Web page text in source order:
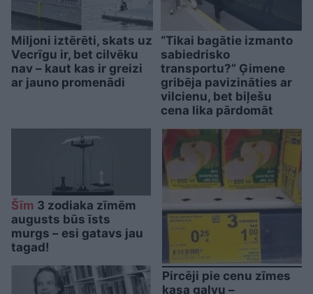
Miljoni iztērēti, skats uz
Vecrīgu ir, bet cilvēku
nav – kaut kas ir greizi
ar jauno promenādi
“Tikai bagātie izmanto
sabiedrisko
transportu?” Ģimene
gribēja pavizināties ar
vilcienu, bet biļešu
cena lika pārdomāt
Šīm 3 zodiaka zīmēm
augusts būs īsts
murgs – esi gatavs jau
tagad!
Pircēji pie cenu zīmes
kasa galvu –